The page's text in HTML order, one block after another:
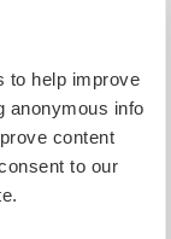
to help improve
anonymous info
content
to our
close to the
Summer